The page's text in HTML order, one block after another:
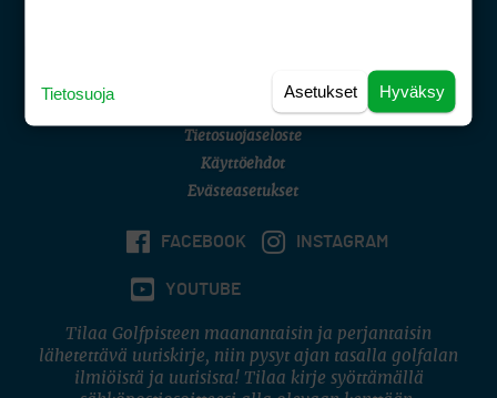
(digi) digi@otavamedia.fi
Tietosuojaseloste
Käyttöehdot
Evästeasetukset
FACEBOOK INSTAGRAM
YOUTUBE
Tilaa Golfpisteen maanantaisin ja perjantaisin
lähetettävä uutiskirje, niin pysyt ajan tasalla golfalan
ilmiöistä ja uutisista! Tilaa kirje syöttämällä
Hyväksy
Asetukset
Tietosuoja